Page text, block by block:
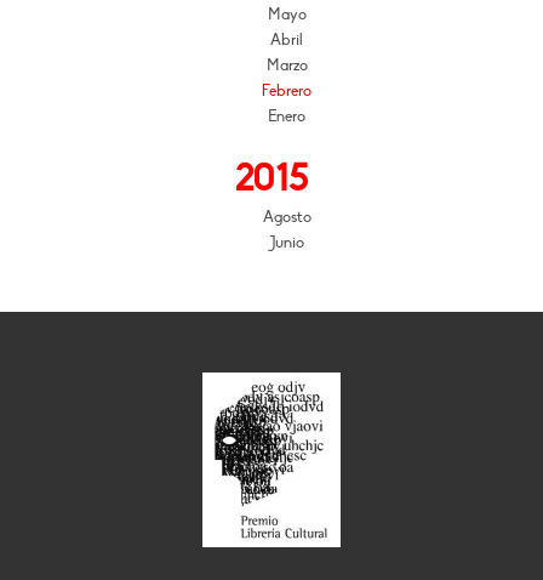
Mayo
Abril
Marzo
Febrero
Enero
2015
Agosto
Junio